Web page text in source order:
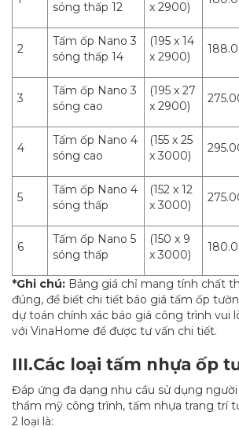
sóng thấp 12
x 2900)
2
Tấm ốp Nano 3
sóng thấp 14
(195 x 14
x 2900)
3
Tấm ốp Nano 3
sóng cao
(195 x 27
x 2900)
4
Tấm ốp Nano 4
sóng cao
(155 x 25
x 3000)
5
Tấm ốp Nano 4
sóng thấp
(152 x 12
x 3000)
6
Tấm ốp Nano 5
sóng thấp
(150 x 9
x 3000)
*Ghi chú: Bảng giá chỉ mang tính chất
đúng, để biết chi tiết báo giá tấm ốp
dự toán chính xác báo giá công trình vui
với VinaHome để được tư vấn chi tiết.
III.Các loại tấm nhựa ốp
Đáp ứng đa dạng nhu cầu sử dụng
thẩm mỹ công trình, tấm nhựa trang trí
2 loại là: